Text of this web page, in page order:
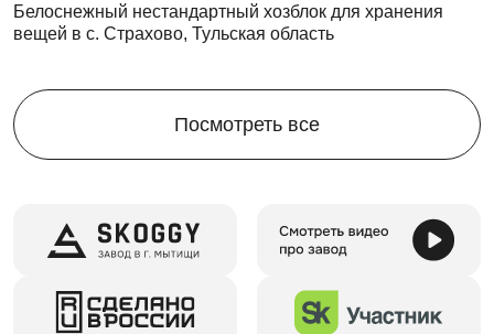
контейнер можно будет выгодно продать на
вторичном рынке
На все случаи жизни
Металлический контейнер Skoggyв качестве склада
временного хранения используется где угодно:
на стройплощадке
на производстве
Сборно-разборный контейнер Skoggy в качестве склада
временного хранения используется для чего угодно:
Белоснежный нестандартный хозблок для хранения
вещей в с. Страхово, Тульская область
Посмотреть все